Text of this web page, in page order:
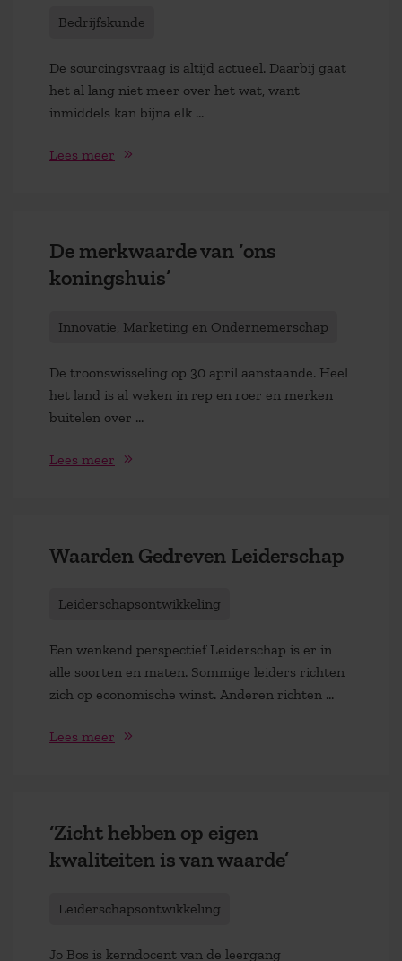
Bedrijfskunde
De sourcingsvraag is altijd actueel. Daarbij gaat
het al lang niet meer over het wat, want
inmiddels kan bijna elk ...
Lees meer
De merkwaarde van ‘ons
koningshuis’
Innovatie, Marketing en Ondernemerschap
De troonswisseling op 30 april aanstaande. Heel
het land is al weken in rep en roer en merken
buitelen over ...
Lees meer
Waarden Gedreven Leiderschap
Leiderschapsontwikkeling
Een wenkend perspectief Leiderschap is er in
alle soorten en maten. Sommige leiders richten
zich op economische winst. Anderen richten ...
Lees meer
‘Zicht hebben op eigen
kwaliteiten is van waarde’
Leiderschapsontwikkeling
Jo Bos is kerndocent van de leergang